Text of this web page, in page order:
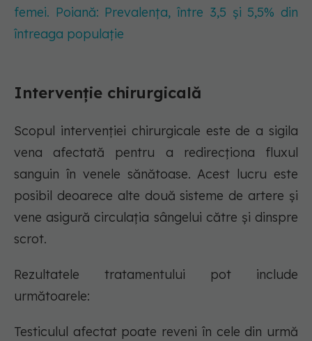
femei. Poiană: Prevalența, între 3,5 și 5,5% din
întreaga populație
Intervenție chirurgicală
Scopul intervenției chirurgicale este de a sigila
vena afectată pentru a redirecționa fluxul
sanguin în venele sănătoase. Acest lucru este
posibil deoarece alte două sisteme de artere și
vene asigură circulația sângelui către și dinspre
scrot.
Rezultatele tratamentului pot include
următoarele:
Testiculul afectat poate reveni în cele din urmă